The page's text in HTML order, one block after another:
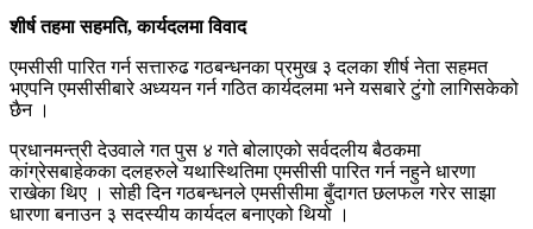
शीर्ष तहमा सहमति, कार्यदलमा विवाद
एमसीसी पारित गर्न सत्तारुढ गठबन्धनका प्रमुख ३ दलका शीर्ष नेता सहमत
भएपनि एमसीसीबारे अध्ययन गर्न गठित कार्यदलमा भने यसबारे टुंगो लागिसकेको
छैन ।
प्रधानमन्त्री देउवाले गत पुस ४ गते बोलाएको सर्वदलीय बैठकमा
कांग्रेसबाहेकका दलहरुले यथास्थितिमा एमसीसी पारित गर्न नहुने धारणा
राखेका थिए । सोही दिन गठबन्धनले एमसीसीमा बुँदागत छलफल गरेर साझा
धारणा बनाउन ३ सदस्यीय कार्यदल बनाएको थियो ।